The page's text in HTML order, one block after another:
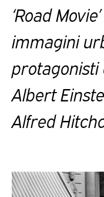
‘Road
immagini
protagonisti
Albert
Alfred